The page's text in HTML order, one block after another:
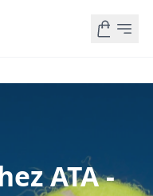
ATA -